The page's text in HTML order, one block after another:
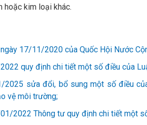
hoặc kim loại khác.
ngày 17/11/2020 của Quốc Hội Nước
quy định chi tiết một số điều của
2025 sửa đổi, bổ sung một số điều
vệ môi trường;
2022 Thông tư quy định chi tiết một